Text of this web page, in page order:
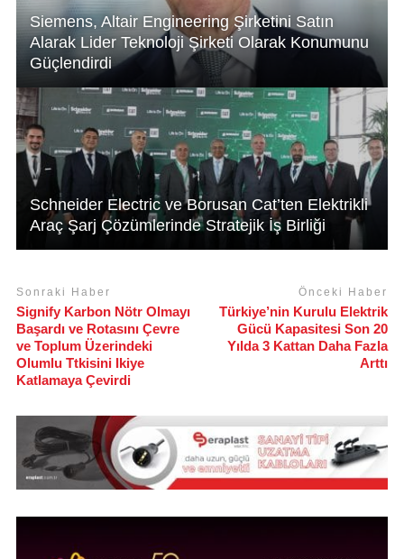
Siemens, Altair Engineering Şirketini Satın
Alarak Lider Teknoloji Şirketi Olarak Konumunu
Güçlendirdi
Schneider Electric ve Borusan Cat’ten Elektrikli
Araç Şarj Çözümlerinde Stratejik İş Birliği
Sonraki Haber
Signify Karbon Nötr Olmayı
Başardı ve Rotasını Çevre
ve Toplum Üzerindeki
Olumlu Ttkisini Ikiye
Katlamaya Çevirdi
Önceki Haber
Türkiye’nin Kurulu Elektrik
Gücü Kapasitesi Son 20
Yılda 3 Kattan Daha Fazla
Arttı